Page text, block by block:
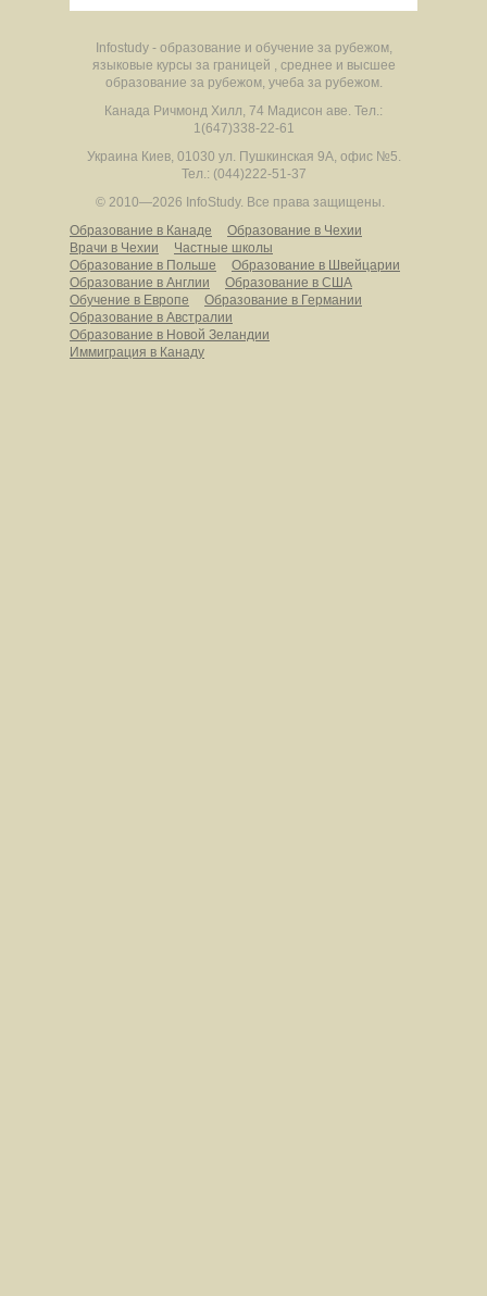
Infostudy - образование и обучение за рубежом,
языковые курсы за границей , среднее и высшее
образование за рубежом, учеба за рубежом.
Канада Ричмонд Хилл, 74 Мадисон аве. Тел.:
1(647)338-22-61
Украина Киев, 01030 ул. Пушкинская 9А, офис №5.
Тел.: (044)222-51-37
© 2010—2026 InfoStudy. Все права защищены.
Образование в Канаде
Образование в Чехии
Врачи в Чехии
Частные школы
Образование в Польше
Образование в Швейцарии
Образование в Англии
Образование в США
Обучение в Европе
Образование в Германии
Образование в Австралии
Образование в Новой Зеландии
Иммиграция в Канаду